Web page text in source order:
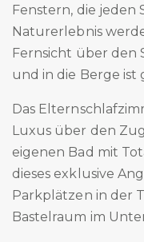
Fenstern, die
Naturerlebnis
Fernsicht über den
und in die Berge ist
Das
Luxus über den
eigenen Bad mit
dieses exklusive
Parkplätzen in der
Bastelraum im